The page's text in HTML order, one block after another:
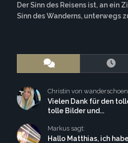
Der Sinn des Reisens ist, an ein
Sinn des Wanderns, unterwegs
Christin von
Vielen Dank für den
tolle Bilder und...
Markus sagt:
Hallo Matthias, ich